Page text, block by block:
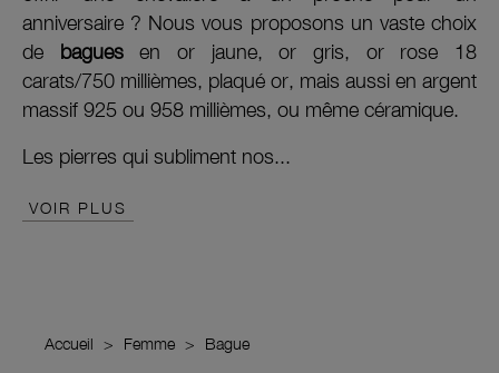
anniversaire ? Nous vous proposons un vaste choix
de baguesen or jaune, or gris, or rose 18
carats/750 millièmes, plaqué or, mais aussi en argent
massif 925 ou 958 millièmes, ou même céramique.
Les pierres qui subliment nos...
VOIR PLUS
Accueil Femme Bague